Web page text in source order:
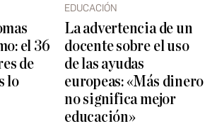
el 36
de
lo
EDUCACIÓN
La advertencia de un
docente sobre el uso
de las ayudas
europeas: «Más dinero
no significa mejor
educación»